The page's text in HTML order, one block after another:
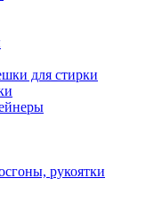
для стирки
рукоятки